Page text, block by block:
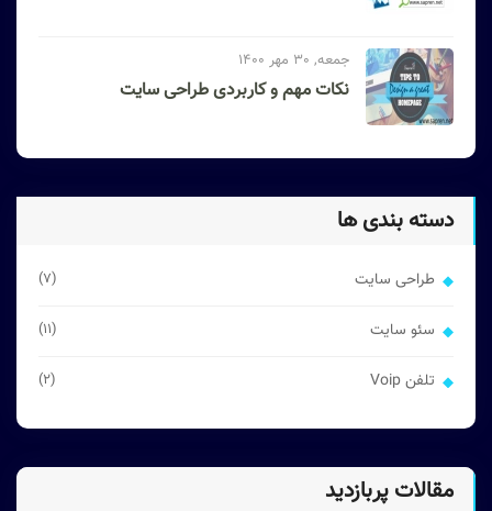
جمعه, 30 مهر 1400
نکات مهم و کاربردی طراحی سایت
دسته بندی ها
طراحی سایت (7)
سئو سایت (11)
تلفن Voip (2)
مقالات پربازدید